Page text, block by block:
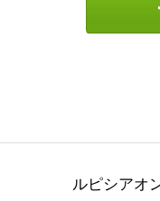
ルピシアオ